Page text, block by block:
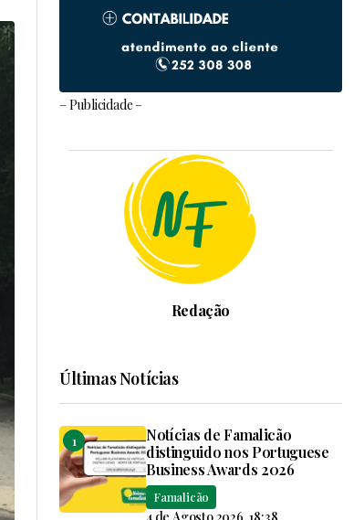
– Publicidade –
Redação
Últimas Notícias
Notícias de Famalicão
distinguido nos Portuguese
Business Awards 2026
Famalicão